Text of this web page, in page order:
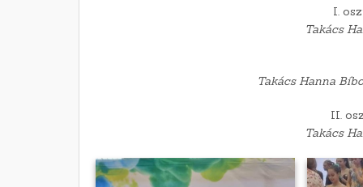
I.
Takács
Takács Hanna
II.
Takács